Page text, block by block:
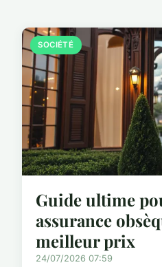
SOCIÉTÉ
Guide ultime
assurance
meilleur prix
24/07/2026 07:59